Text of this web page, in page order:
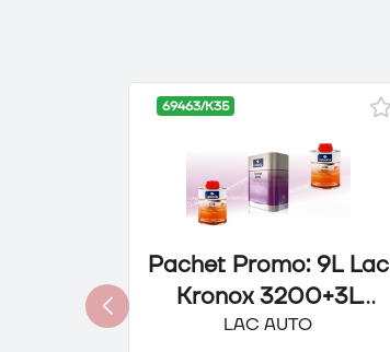
Pachet Promo: 9L Lac
Kronox 3200+3L
Activator K35,
LAC AUTO
69463/K35